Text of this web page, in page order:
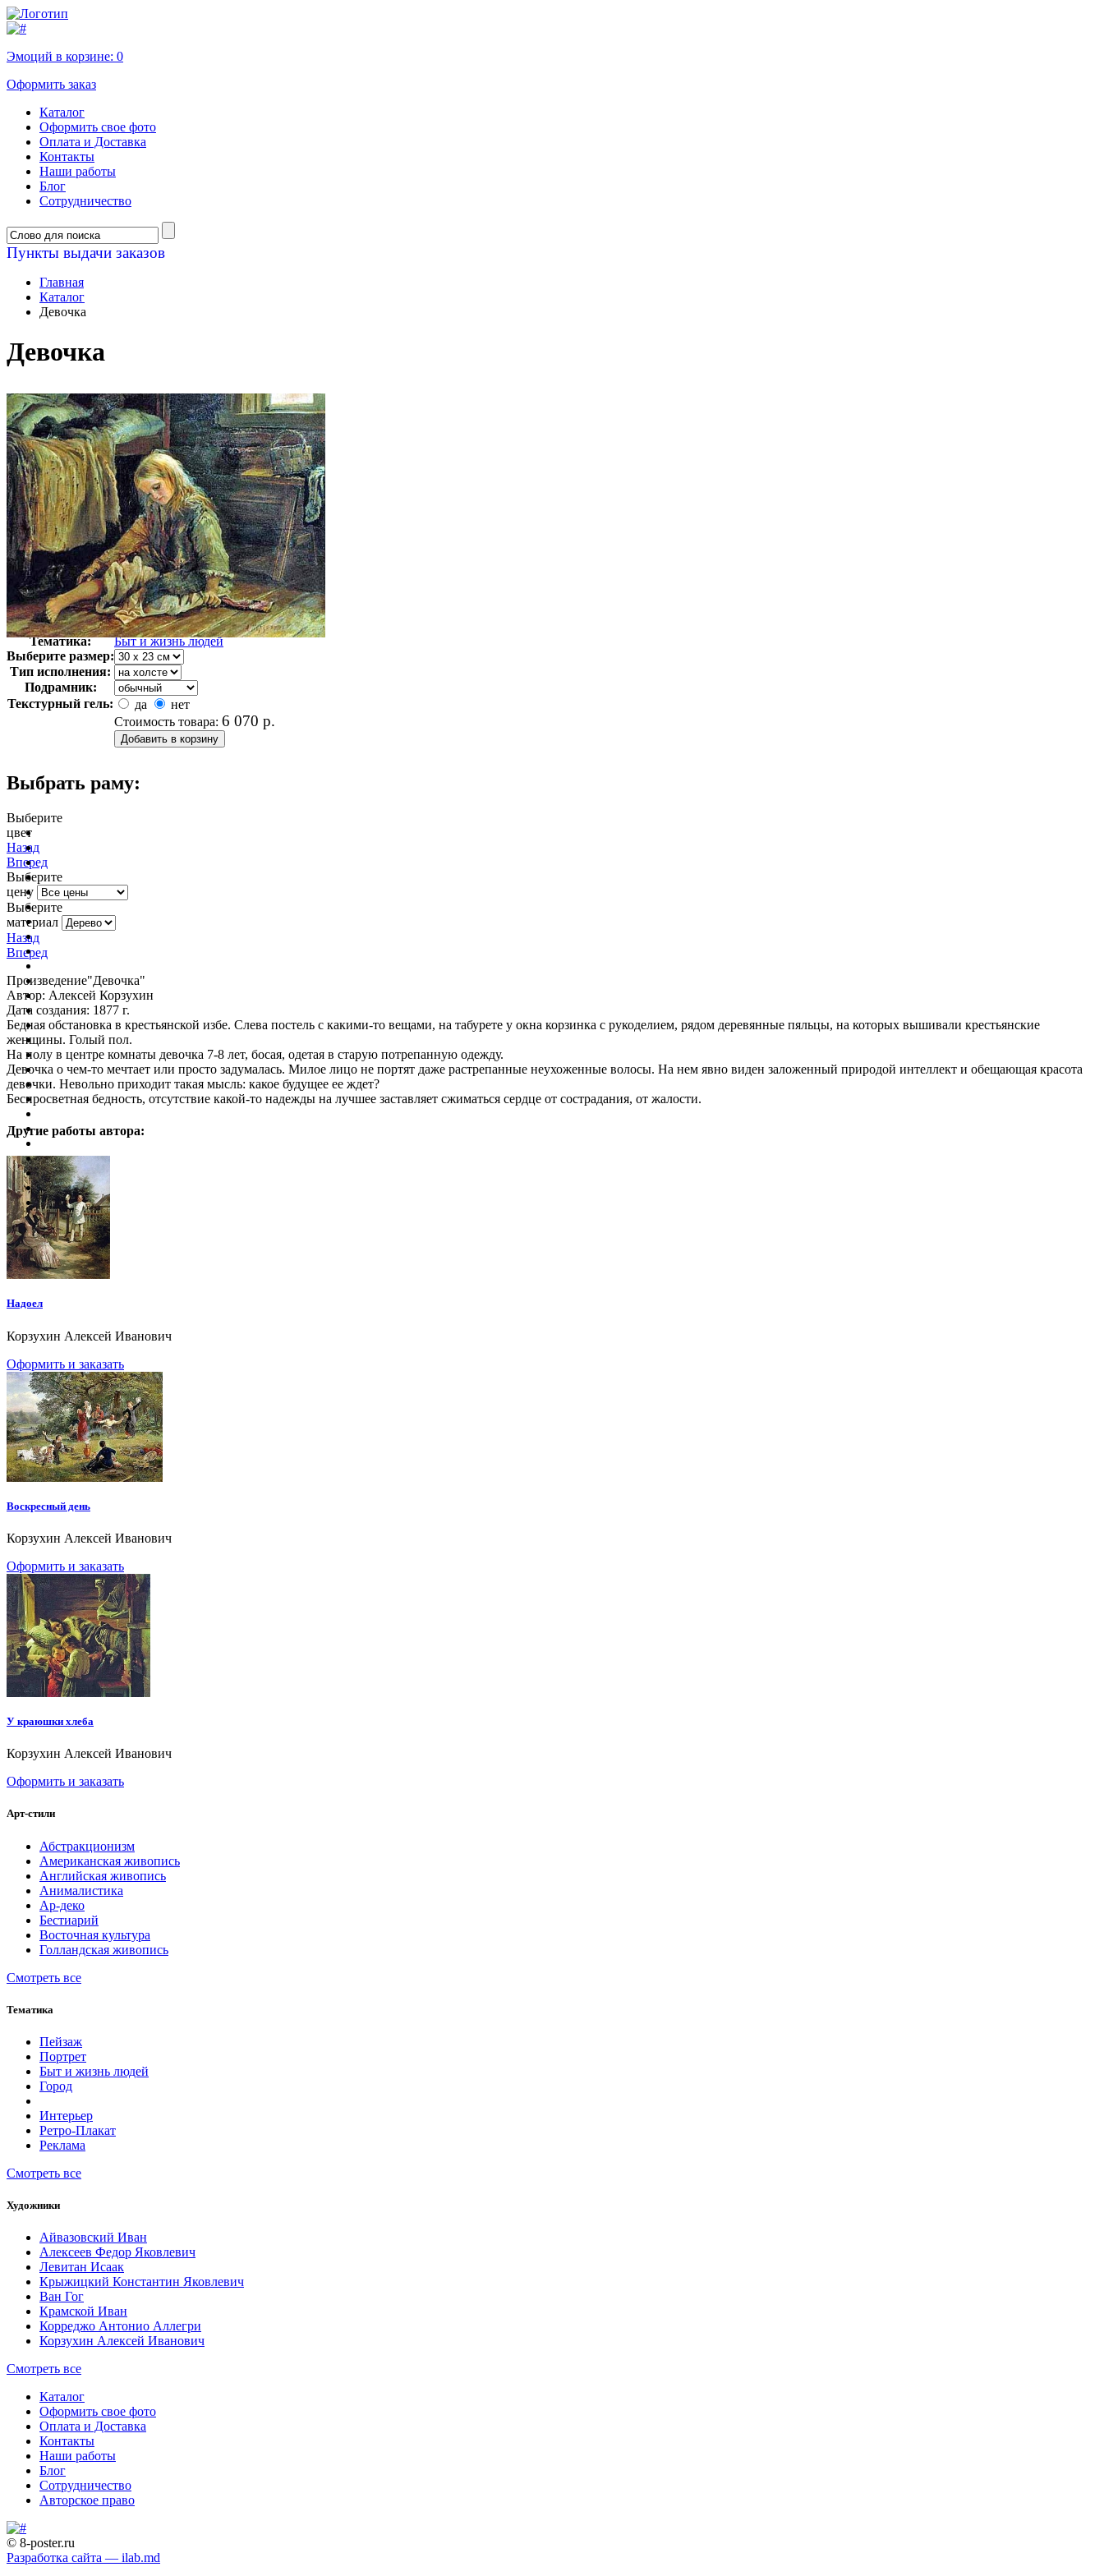
Эмоций в корзине: 0
Оформить заказ
Каталог
Оформить свое фото
Оплата и Доставка
Контакты
Наши работы
Блог
Сотрудничество
Пункты выдачи заказов
Главная
Каталог
Девочка
Девочка
Автор:
Корзухин Алексей Иванович
Арт-стиль
Русская живопись XIX века
Тематика:
Быт и жизнь людей
Выберите размер:
Тип исполнения:
Подрамник:
Текстурный гель:
да
нет
Стоимость товара: 6 070 р.
Выбрать раму:
Выберите
цвет
Назад
Вперед
Выберите
цену
Выберите
материал
Назад
Вперед
Произведение"Девочка"
Автор: Алексей Корзухин
Дата создания: 1877 г.
Бедная обстановка в крестьянской избе. Слева постель с какими-то вещами, на табурете у окна корзинка с рукоделием, рядом деревянные пяльцы, на которых вышивали крестьянские
женщины. Голый пол.
На полу в центре комнаты девочка 7-8 лет, босая, одетая в старую потрепанную одежду.
Девочка о чем-то мечтает или просто задумалась. Милое лицо не портят даже растрепанные неухоженные волосы. На нем явно виден заложенный природой интеллект и обещающая красота
девочки. Невольно приходит такая мысль: какое будущее ее ждет?
Беспросветная бедность, отсутствие какой-то надежды на лучшее заставляет сжиматься сердце от сострадания, от жалости.
Другие работы автора:
Надоел
Корзухин Алексей Иванович
Оформить и заказать
Воскресный день
Корзухин Алексей Иванович
Оформить и заказать
У краюшки хлеба
Корзухин Алексей Иванович
Оформить и заказать
Арт-стили
Абстракционизм
Американская живопись
Английская живопись
Анималистика
Ар-деко
Бестиарий
Восточная культура
Голландская живопись
Смотреть все
Тематика
Пейзаж
Портрет
Быт и жизнь людей
Город
Интерьер
Ретро-Плакат
Реклама
Смотреть все
Художники
Айвазовский Иван
Алексеев Федор Яковлевич
Левитан Исаак
Крыжицкий Константин Яковлевич
Ван Гог
Крамской Иван
Корреджо Антонио Аллегри
Корзухин Алексей Иванович
Смотреть все
Каталог
Оформить свое фото
Оплата и Доставка
Контакты
Наши работы
Блог
Сотрудничество
Авторское право
© 8-poster.ru
Разработка сайта — ilab.md